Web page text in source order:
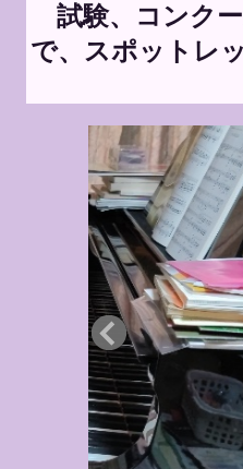
試験、コンク
で、スポットレ